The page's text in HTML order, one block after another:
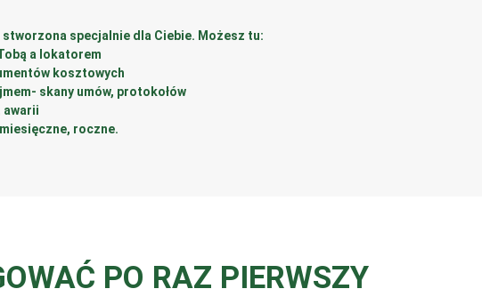
specjalnie dla Ciebie. Możesz tu:
a lokatorem
kosztowych
skany umów, protokołów
roczne.
PO RAZ PIERWSZY